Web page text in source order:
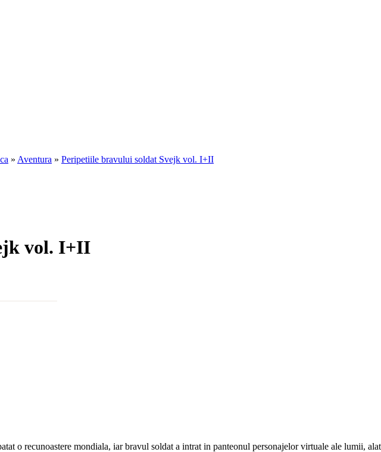
» Aventura » Peripetiile bravului soldat Svejk vol. I+II
vol. I+II
o recunoastere mondiala, iar bravul soldat a intrat in panteonul personajelor virtuale ale lumii,